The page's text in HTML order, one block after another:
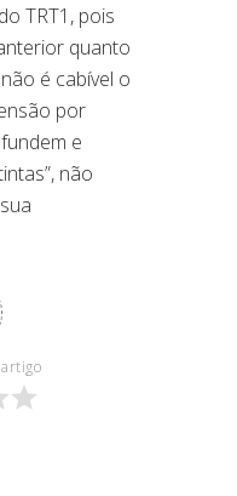
TRT1, pois
quanto
é cabível o
por
e
não
artigo